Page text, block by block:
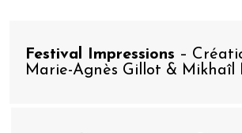
Festival Impressions –
Marie-Agnès Gillot & Mikhaîl